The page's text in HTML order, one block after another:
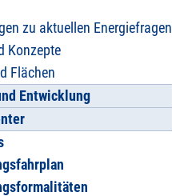
zu aktuellen Energiefragen
Konzepte
Flächen
Entwicklung